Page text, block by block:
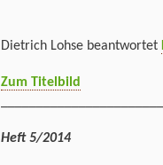
Dietrich Lohse beantwortet
Zum Titelbild
Heft 5/2014